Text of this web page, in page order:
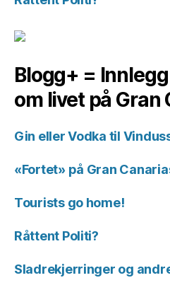
Blogg+ =
om livet på Gran
Gin eller Vodka til
«Fortet» på Gran
Tourists go home!
Råttent Politi?
Sladrekjerringer og